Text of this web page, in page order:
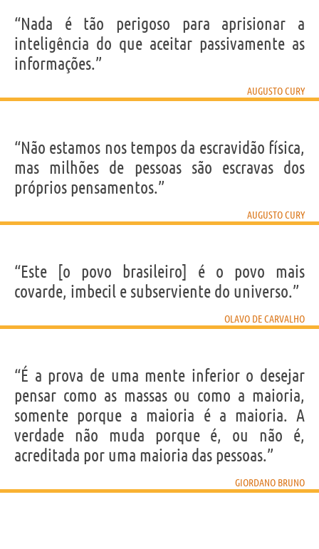
“Nada é tão perigoso para aprisionar a
inteligência do que aceitar passivamente as
informações.”
AUGUSTO CURY
“Não estamos nos tempos da escravidão física,
mas milhões de pessoas são escravas dos
próprios pensamentos.”
AUGUSTO CURY
“Este [o povo brasileiro] é o povo mais
covarde, imbecil e subserviente do universo.”
OLAVO DE CARVALHO
“É a prova de uma mente inferior o desejar
pensar como as massas ou como a maioria,
somente porque a maioria é a maioria. A
verdade não muda porque é, ou não é,
acreditada por uma maioria das pessoas.”
GIORDANO BRUNO